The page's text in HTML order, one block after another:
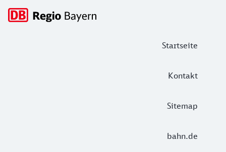
Startseite
Kontakt
Sitemap
bahn.de
Hauptnavigation